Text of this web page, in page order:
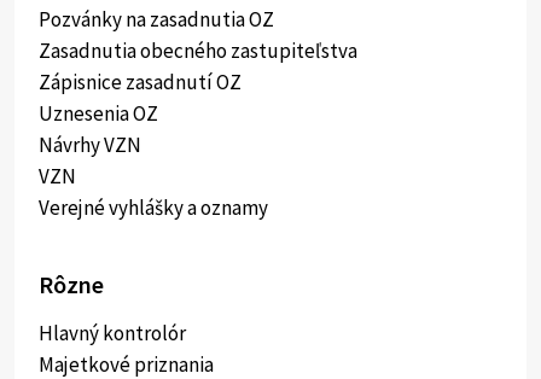
Pozvánky na zasadnutia OZ
Zasadnutia obecného zastupiteľstva
Zápisnice zasadnutí OZ
Uznesenia OZ
Návrhy VZN
VZN
Verejné vyhlášky a oznamy
Rôzne
Hlavný kontrolór
Majetkové priznania